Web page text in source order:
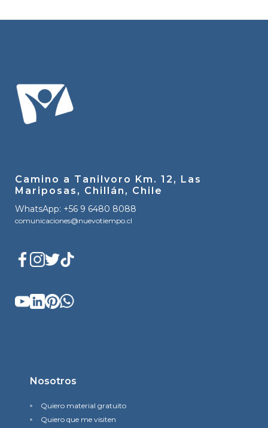
Camino a Tanilvoro Km. 12, Las
Mariposas, Chillán, Chile
WhatsApp: +56 9 6480 8088
comunicaciones@nuevotiempo.cl
Nosotros
Quiero material gratuito
Quiero que me visiten